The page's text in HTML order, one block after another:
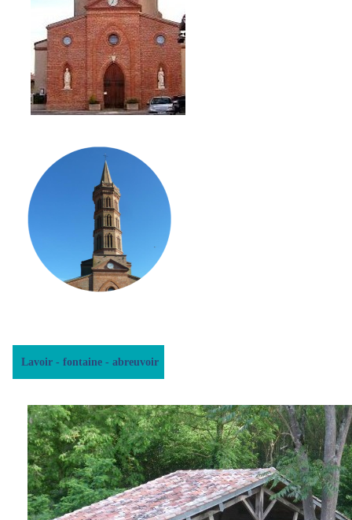
Lavoir - fontaine - abreuvoir